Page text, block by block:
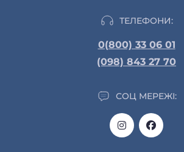
ТЕЛЕФОНИ:
0(800) 33 06 01
(098) 843 27 70
СОЦ МЕРЕЖІ: